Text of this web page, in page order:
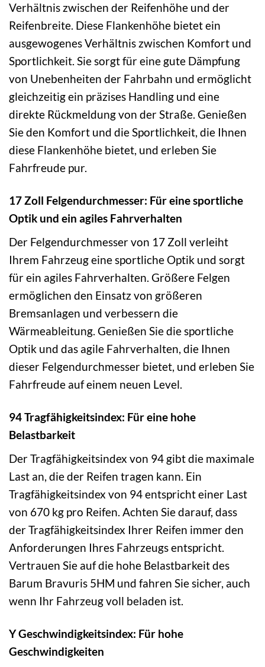
Verhältnis zwischen der Reifenhöhe und der
Reifenbreite. Diese Flankenhöhe bietet ein
ausgewogenes Verhältnis zwischen Komfort und
Sportlichkeit. Sie sorgt für eine gute Dämpfung
von Unebenheiten der Fahrbahn und ermöglicht
gleichzeitig ein präzises Handling und eine
direkte Rückmeldung von der Straße. Genießen
Sie den Komfort und die Sportlichkeit, die Ihnen
diese Flankenhöhe bietet, und erleben Sie
Fahrfreude pur.
17 Zoll Felgendurchmesser: Für eine sportliche
Optik und ein agiles Fahrverhalten
Der Felgendurchmesser von 17 Zoll verleiht
Ihrem Fahrzeug eine sportliche Optik und sorgt
für ein agiles Fahrverhalten. Größere Felgen
ermöglichen den Einsatz von größeren
Bremsanlagen und verbessern die
Wärmeableitung. Genießen Sie die sportliche
Optik und das agile Fahrverhalten, die Ihnen
dieser Felgendurchmesser bietet, und erleben Sie
Fahrfreude auf einem neuen Level.
94 Tragfähigkeitsindex: Für eine hohe
Belastbarkeit
Der Tragfähigkeitsindex von 94 gibt die maximale
Last an, die der Reifen tragen kann. Ein
Tragfähigkeitsindex von 94 entspricht einer Last
von 670 kg pro Reifen. Achten Sie darauf, dass
der Tragfähigkeitsindex Ihrer Reifen immer den
Anforderungen Ihres Fahrzeugs entspricht.
Vertrauen Sie auf die hohe Belastbarkeit des
Barum Bravuris 5HM und fahren Sie sicher, auch
wenn Ihr Fahrzeug voll beladen ist.
Y Geschwindigkeitsindex: Für hohe
Geschwindigkeiten